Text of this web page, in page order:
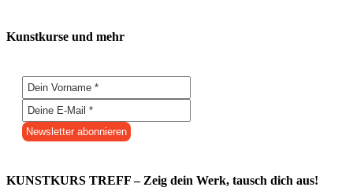
Kunstkurse und mehr
KUNSTKURS TREFF – Zeig dein Werk, tausch dich aus!